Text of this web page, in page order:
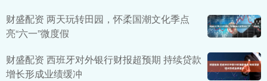
财盛配资 两天玩转田园，怀柔国潮文化季点
亮“六一”微度假
财盛配资 西班牙对外银行财报超预期 持续贷款
增长形成业绩缓冲